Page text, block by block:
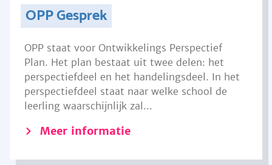
OPP Gesprek
OPP staat voor Ontwikkelings Perspectief
Plan. Het plan bestaat uit twee delen: het
perspectiefdeel en het handelingsdeel. In het
perspectiefdeel staat naar welke school de
leerling waarschijnlijk zal...
Meer informatie